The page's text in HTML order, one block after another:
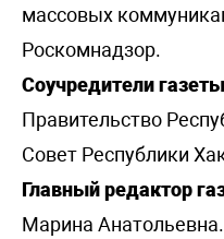
массовых
Роскомнадзор.
Соучредители
Правительство
Совет Республики
Главный редактор
Марина Анатольевна.